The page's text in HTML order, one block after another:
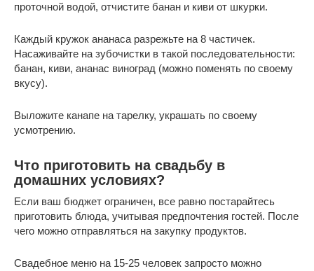
проточной водой, отчистите банан и киви от шкурки.
Каждый кружок ананаса разрежьте на 8 частичек.
Насаживайте на зубочистки в такой последовательности:
банан, киви, ананас виноград (можно поменять по своему
вкусу).
Выложите канапе на тарелку, украшать по своему
усмотрению.
Что приготовить на свадьбу в
домашних условиях?
Если ваш бюджет ограничен, все равно постарайтесь
приготовить блюда, учитывая предпочтения гостей. После
чего можно отправляться на закупку продуктов.
Свадебное меню на 15-25 человек запросто можно